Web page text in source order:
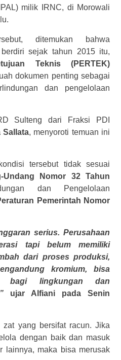
milik IRNC, di Morowali
ditemukan bahwa
sejak tahun 2015 itu,
Teknis (PERTEK)
dokumen penting sebagai
dan pengelolaan
Sulteng dari Fraksi PDI
Sallata, menyoroti temuan ini
tersebut tidak sesuai
Undang Nomor 32 Tahun
dan Pengelolaan
Pemerintah Nomor
serius. Perusahaan
tapi belum memiliki
dari proses produksi,
kromium, bisa
bagi lingkungan dan
ujar Alfiani pada Senin
zat yang bersifat racun. Jika
dengan baik dan masuk
lainnya, maka bisa merusak